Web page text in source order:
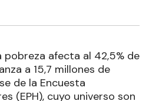
pobreza afecta al 42,5% de
a 15,7 millones de
de la Encuesta
(EPH), cuyo universo son